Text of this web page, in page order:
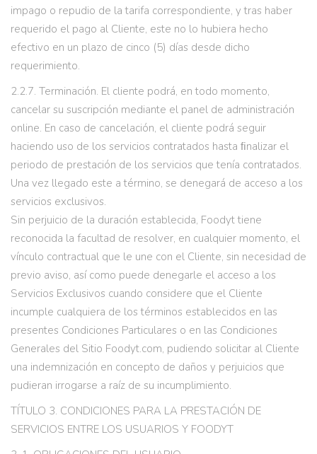
impago o repudio de la tarifa correspondiente, y tras haber
requerido el pago al Cliente, este no lo hubiera hecho
efectivo en un plazo de cinco (5) días desde dicho
requerimiento.
2.2.7. Terminación. El cliente podrá, en todo momento,
cancelar su suscripción mediante el panel de administración
online. En caso de cancelación, el cliente podrá seguir
haciendo uso de los servicios contratados hasta ﬁnalizar el
periodo de prestación de los servicios que tenía contratados.
Una vez llegado este a término, se denegará de acceso a los
servicios exclusivos.
Sin perjuicio de la duración establecida, Foodyt tiene
reconocida la facultad de resolver, en cualquier momento, el
vínculo contractual que le une con el Cliente, sin necesidad de
previo aviso, así como puede denegarle el acceso a los
Servicios Exclusivos cuando considere que el Cliente
incumple cualquiera de los términos establecidos en las
presentes Condiciones Particulares o en las Condiciones
Generales del Sitio Foodyt.com, pudiendo solicitar al Cliente
una indemnización en concepto de daños y perjuicios que
pudieran irrogarse a raíz de su incumplimiento.
TÍTULO 3. CONDICIONES PARA LA PRESTACIÓN DE
SERVICIOS ENTRE LOS USUARIOS Y FOODYT